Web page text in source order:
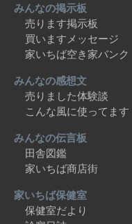
みんなの掲示板
売ります掲示板
買いますメッセージ
家いちば空き家バンク
みんなの感想文
売りました体験談
こんな風に使ってます
みんなの伝言板
田舎図鑑
家いちば商店街
家いちば保健室
保健室だより